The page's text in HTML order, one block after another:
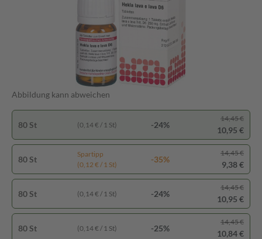
Abbildung kann abweichen
80 St (0,14 € / 1 St) -24%
14,45 €
10,95 €
80 St
Spartipp
(0,12 € / 1 St)
-35%
14,45 €
9,38 €
80 St (0,14 € / 1 St) -24%
14,45 €
10,95 €
80 St (0,14 € / 1 St) -25%
14,45 €
10,84 €